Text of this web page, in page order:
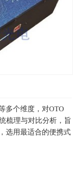
多个维度，对OTO
梳理与对比分析，旨
选用最适合的便携式